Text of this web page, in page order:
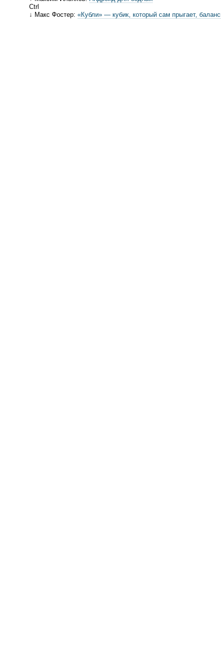
Ctrl
↓ Макс Фостер: «Кубли» — кубик, который сам прыгает,